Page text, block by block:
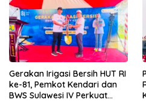
Gerakan Irigasi Bersih HUT RI
ke-81, Pemkot Kendari dan
BWS Sulawesi IV Perkuat